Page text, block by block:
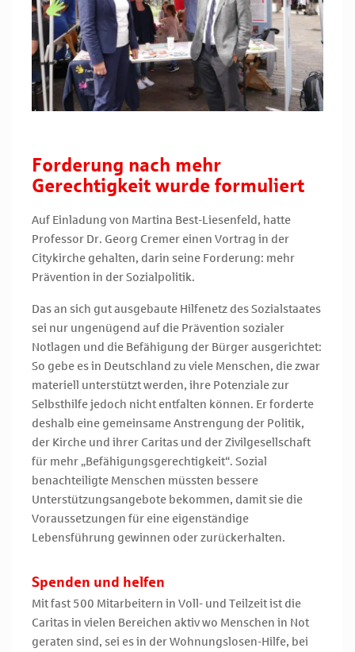
Forderung nach mehr
Gerechtigkeit wurde formuliert
Auf Einladung von Martina Best-Liesenfeld, hatte
Professor Dr. Georg Cremer einen Vortrag in der
Citykirche gehalten, darin seine Forderung: mehr
Prävention in der Sozialpolitik.
Das an sich gut ausgebaute Hilfenetz des Sozialstaates
sei nur ungenügend auf die Prävention sozialer
Notlagen und die Befähigung der Bürger ausgerichtet:
So gebe es in Deutschland zu viele Menschen, die zwar
materiell unterstützt werden, ihre Potenziale zur
Selbsthilfe jedoch nicht entfalten können. Er forderte
deshalb eine gemeinsame Anstrengung der Politik,
der Kirche und ihrer Caritas und der Zivilgesellschaft
für mehr „Befähigungsgerechtigkeit“. Sozial
benachteiligte Menschen müssten bessere
Unterstützungsangebote bekommen, damit sie die
Voraussetzungen für eine eigenständige
Lebensführung gewinnen oder zurückerhalten.
Spenden und helfen
Mit fast 500 Mitarbeitern in Voll- und Teilzeit ist die
Caritas in vielen Bereichen aktiv wo Menschen in Not
geraten sind, sei es in der Wohnungslosen-Hilfe, bei